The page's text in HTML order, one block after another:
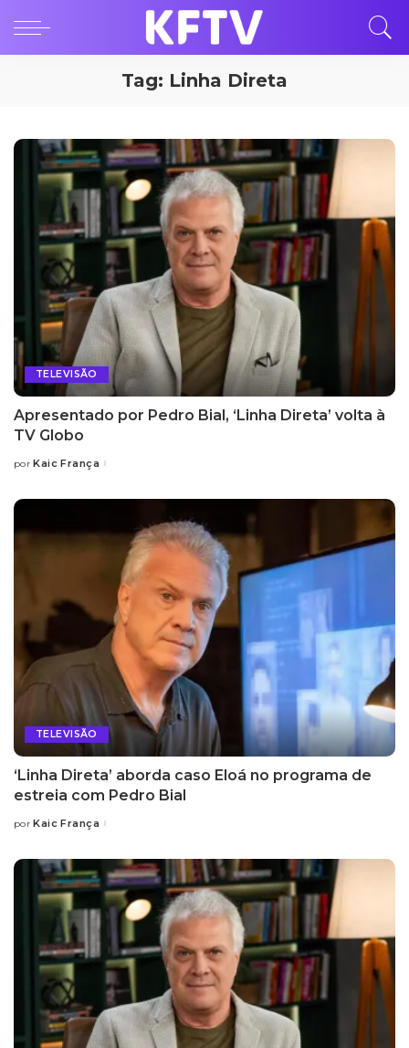
Tag: Linha Direta
TELEVISÃO
Apresentado por Pedro Bial, ‘Linha Direta’ volta à
TV Globo
Posted
por Kaic França
TELEVISÃO
‘Linha Direta’ aborda caso Eloá no programa de
estreia com Pedro Bial
Posted
por Kaic França